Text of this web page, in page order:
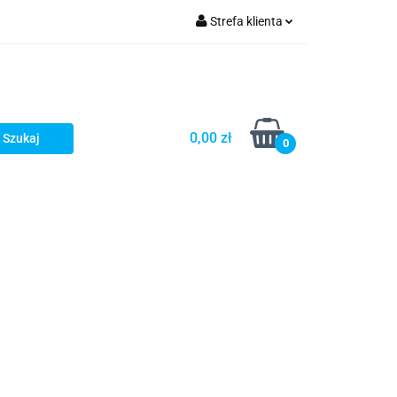
Strefa klienta
Dodaj zgłoszenie
0,00 zł 0